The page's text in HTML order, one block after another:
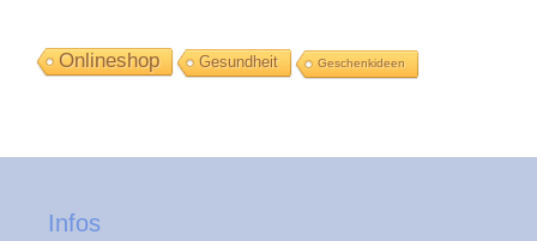
Onlineshop Gesundheit Geschenkideen
Infos